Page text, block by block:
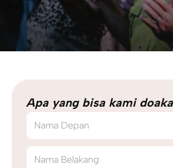
Apa yang bisa kami
Nama Depan
Nama Belakang